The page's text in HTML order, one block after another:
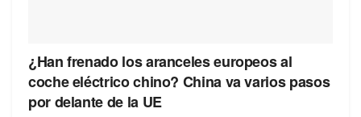
¿Han frenado los aranceles europeos al
coche eléctrico chino? China va varios pasos
por delante de la UE